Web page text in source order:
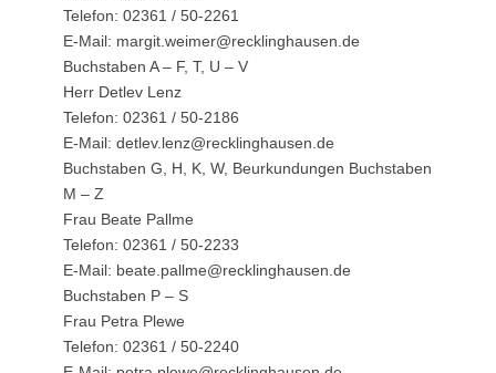
Telefon: 02361 / 50-2261
E-Mail: margit.weimer@recklinghausen.de
Buchstaben A – F, T, U – V
Herr Detlev Lenz
Telefon: 02361 / 50-2186
E-Mail: detlev.lenz@recklinghausen.de
Buchstaben G, H, K, W, Beurkundungen Buchstaben
M – Z
Frau Beate Pallme
Telefon: 02361 / 50-2233
E-Mail: beate.pallme@recklinghausen.de
Buchstaben P – S
Frau Petra Plewe
Telefon: 02361 / 50-2240